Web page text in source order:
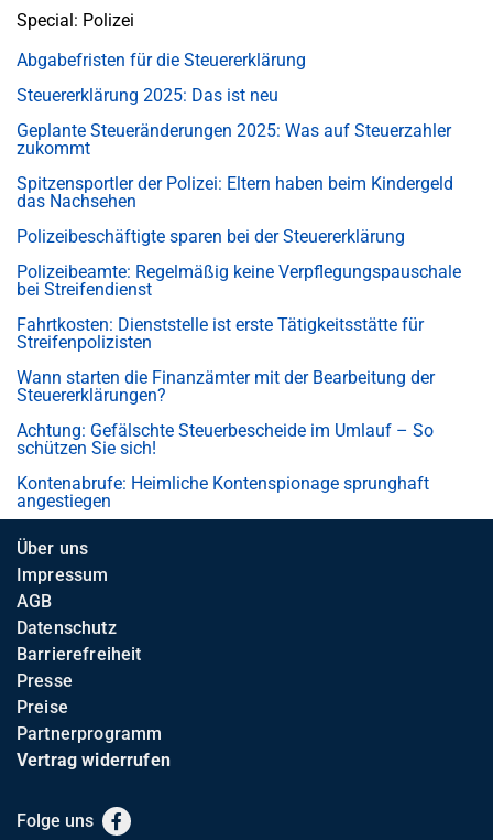
Special: Polizei
Abgabefristen für die Steuererklärung
Steuererklärung 2025: Das ist neu
Geplante Steueränderungen 2025: Was auf Steuerzahler
zukommt
Spitzensportler der Polizei: Eltern haben beim Kindergeld
das Nachsehen
Polizeibeschäftigte sparen bei der Steuererklärung
Polizeibeamte: Regelmäßig keine Verpflegungspauschale
bei Streifendienst
Fahrtkosten: Dienststelle ist erste Tätigkeitsstätte für
Streifenpolizisten
Wann starten die Finanzämter mit der Bearbeitung der
Steuererklärungen?
Achtung: Gefälschte Steuerbescheide im Umlauf – So
schützen Sie sich!
Kontenabrufe: Heimliche Kontenspionage sprunghaft
angestiegen
Über uns
Impressum
AGB
Datenschutz
Barrierefreiheit
Presse
Preise
Partnerprogramm
Vertrag widerrufen
Folge uns Facebook